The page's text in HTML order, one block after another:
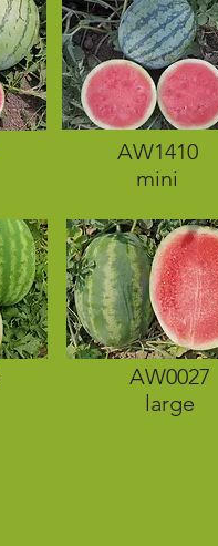
AW1410
mini
AW0027
large